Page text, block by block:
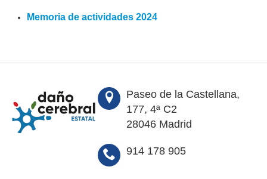
Memoria de actividades 2024
Paseo de la Castellana,
177, 4ª C2
28046 Madrid
914 178 905